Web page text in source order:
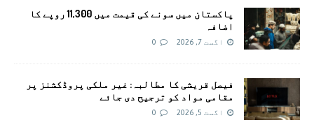
پاکستان میں سونے کی قیمت میں 11,300 روپے کا
اضافہ
اگست 7, 2026 0
فیصل قریشی کا مطالبہ: غیر ملکی پروڈکشنز پر
مقامی مواد کو ترجیح دی جائے
اگست 5, 2026 0